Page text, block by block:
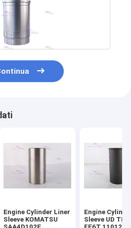
Engine Cylinder Liner
Sleeve KOMATSU
Engine
Sleeve UD